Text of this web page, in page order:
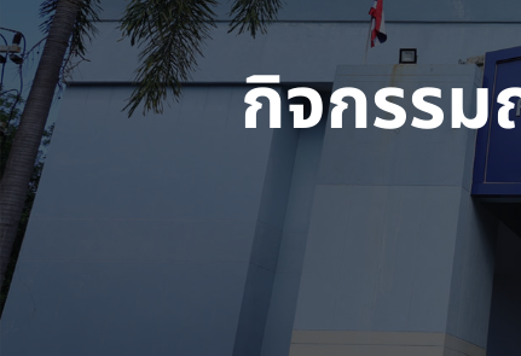
กิจกรรม